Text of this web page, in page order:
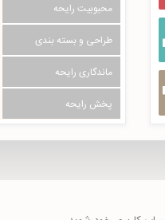
محبوبیت رایحه
طراحی و بسته بندی
ماندگاری رایحه
پخش رایحه